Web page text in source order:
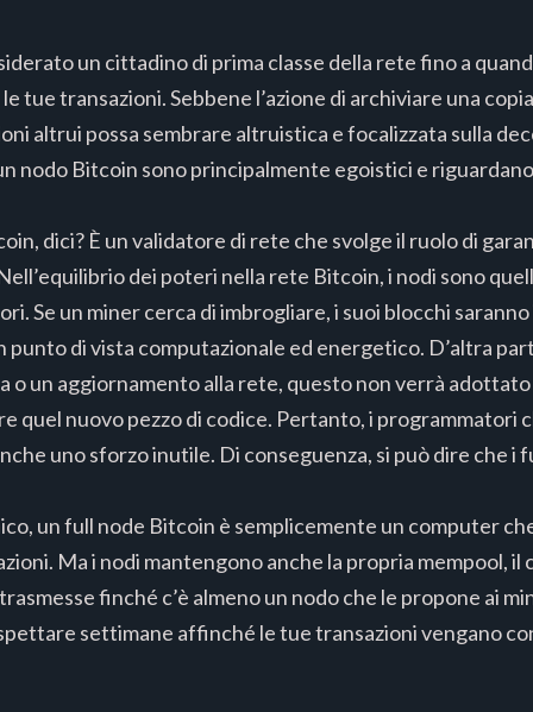
un cittadino di prima classe della rete fino a
tue transazioni. Sebbene l’azione di archiviare una
altrui possa sembrare altruistica e focalizzata sulla
nodo Bitcoin sono principalmente egoistici e
dici? È un validatore di rete che svolge il ruolo di
dei poteri nella rete Bitcoin, i nodi sono
Se un miner cerca di imbrogliare, i suoi blocchi
punto di vista computazionale ed energetico. D’altra
o un aggiornamento alla rete, questo non verrà adottato
quel nuovo pezzo di codice. Pertanto, i programmatori
uno sforzo inutile. Di conseguenza, si può dire che i
un full node Bitcoin è semplicemente un computer
Ma i nodi mantengono anche la propria mempool, il
finché c’è almeno un nodo che le propone ai
settimane affinché le tue transazioni vengano